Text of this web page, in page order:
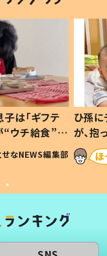
は「ギフテ
“ウチ給食”を
は #令和の親
せなNEWS編集部
ひ孫
が、
「涙が
い」